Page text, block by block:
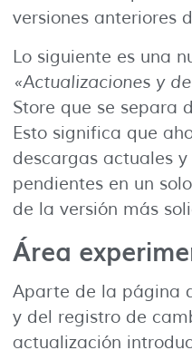
versiones anteriores
Lo siguiente es una
«Actualizaciones y
Store que se separa
Esto significa que
descargas actuales
pendientes en un
de la versión más
Área
Aparte de la página
y del registro de
actualización